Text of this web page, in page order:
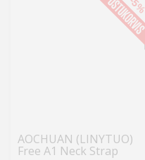
AOCHUAN (LINYTUO)
Free A1 Neck Strap
-5%